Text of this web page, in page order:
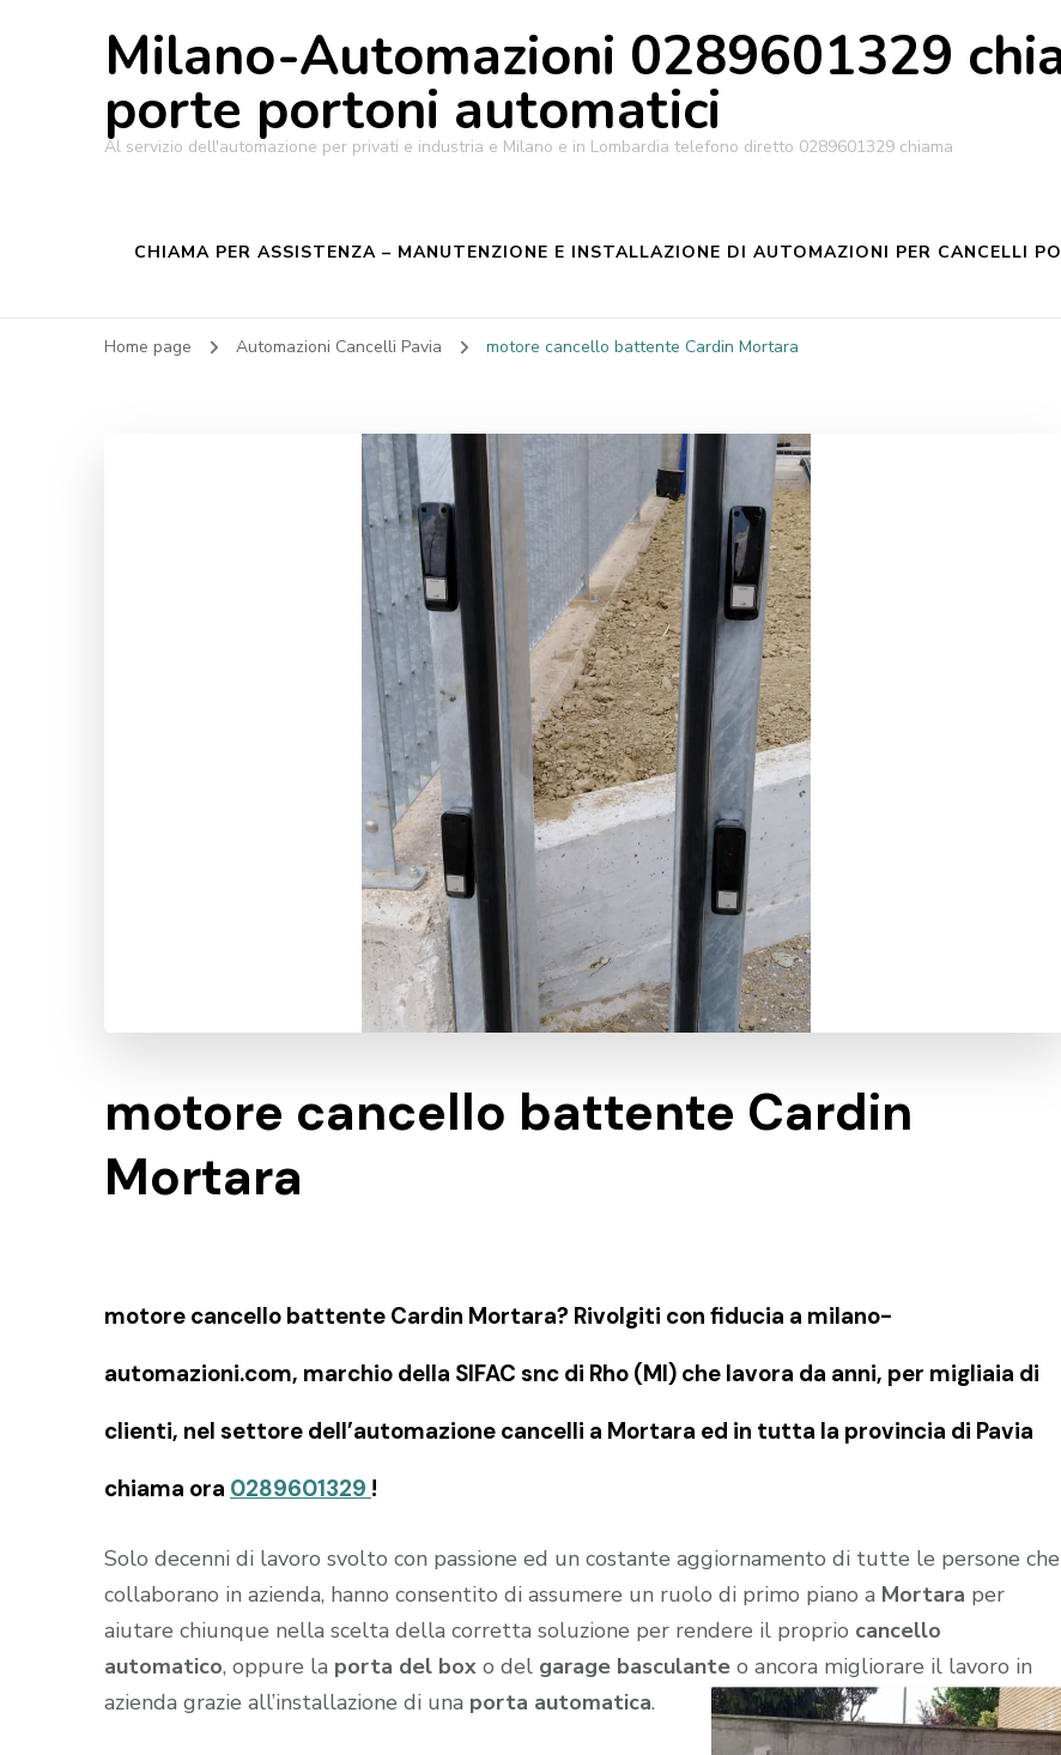
Milano-Automazioni 0289601329
porte portoni automatici
Al servizio dell'automazione per privati e industria e Milano e in Lombardia telefono diretto 0289601329 chiama
CHIAMA PER ASSISTENZA – MANUTENZIONE E INSTALLAZIONE DI AUTOMAZIONI PER CANCELLI
Home page Automazioni Cancelli Pavia motore cancello battente Cardin Mortara
motore cancello battente Cardin
Mortara
motore cancello battente Cardin Mortara? Rivolgiti con fiducia a milano-
automazioni.com, marchio della SIFAC snc di Rho (MI) che lavora da anni, per migliaia di
clienti, nel settore dell’automazione cancelli a Mortara ed in tutta la provincia di Pavia
chiama ora 0289601329 !
Solo decenni di lavoro svolto con passione ed un costante aggiornamento di tutte le persone che
collaborano in azienda, hanno consentito di assumere un ruolo di primo piano a Mortara per
aiutare chiunque nella scelta della corretta soluzione per rendere il proprio cancello
automatico, oppure la porta del box o del garage basculante o ancora migliorare il lavoro in
azienda grazie all’installazione di una porta automatica.